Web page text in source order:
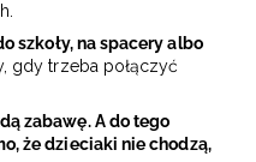
szkoły, na spacery albo
gdy trzeba połączyć
zabawę. A do tego
że dzieciaki nie chodzą,